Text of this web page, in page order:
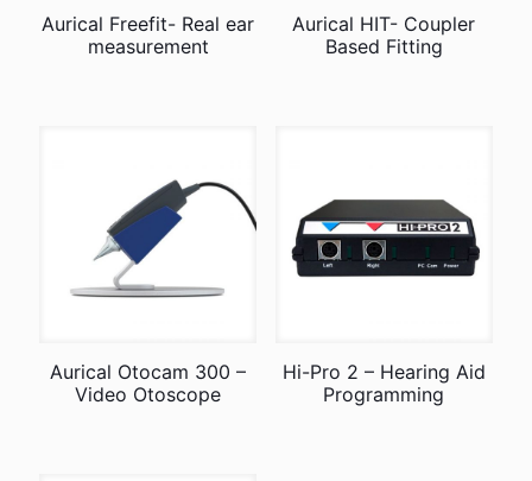
Aurical Freefit- Real ear
measurement
Aurical HIT- Coupler
Based Fitting
Aurical Otocam 300 –
Video Otoscope
Hi-Pro 2 – Hearing Aid
Programming